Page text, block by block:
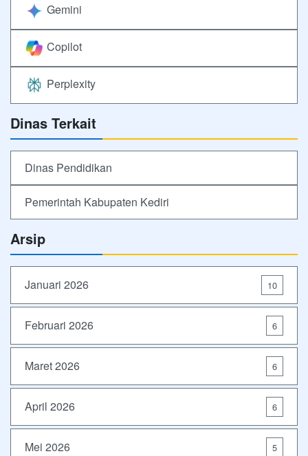
Gemini
Copilot
Perplexity
Dinas Terkait
Dinas Pendidikan
Pemerintah Kabupaten Kediri
Arsip
Januari 2026 10
Februari 2026 6
Maret 2026 6
April 2026 6
Mei 2026 5